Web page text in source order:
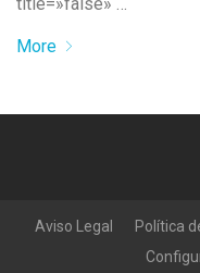
More
Aviso Legal Política